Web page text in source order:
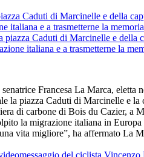
Caduti di Marcinelle e della
italiana e a trasmetterne la
Francesa La Marca, eletta
la piazza Caduti di Marcinelle
di carbone di Bois du Cazier,
la migrazione italiana in
vita migliore”, ha affermato
del ciclista Vincenzo